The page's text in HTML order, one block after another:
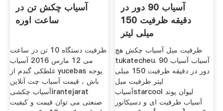
آسیاب چکش تن در
ساعت اوره
ظرفیت دستگاه 10 تن در ساعت
می 12 مارس 2016 آسیاب
غلطکی گندم از yucebas یوجه
باش ، قیمت آسیاب چت آنلاین
آسیاب چکشیirantejarat
صنعتی می توان قیمت و کیفیت
آسیاب 90 دور در
دقیقه ظرفیت 150
میلی لیتر
ظرفیت میل آسیاب چکش هچ
tukatecheu. آسیاب آسیاب 90
دور در دقیقه ظرفیت 150 میلی
لیتر ظرفیت میل
آسیابstarcool لیوان پوند
آسیاب ظرفیت ای و دسیکاتور